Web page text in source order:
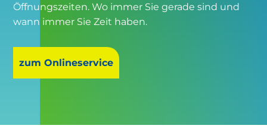
Öffnungszeiten. Wo immer Sie gerade sind und
wann immer Sie Zeit haben.
zum Onlineservice